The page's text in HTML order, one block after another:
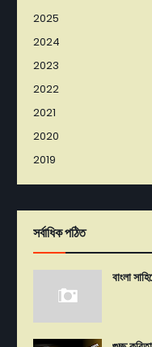
2025
2024
2023
2022
2021
2020
2019
সর্বাধিক পঠিত
বাংলা